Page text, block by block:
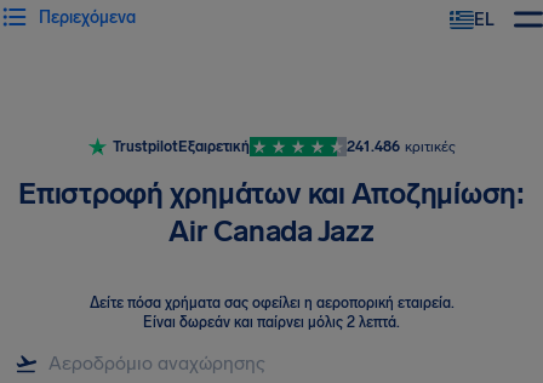
EL
Περιεχόμενα
TrustpilotΕξαιρετική 241.486 κριτικές
Επιστροφή χρημάτων και Αποζημίωση:
Air Canada Jazz
Δείτε πόσα χρήματα σας οφείλει η αεροπορική εταιρεία.
Είναι δωρεάν και παίρνει μόλις 2 λεπτά.